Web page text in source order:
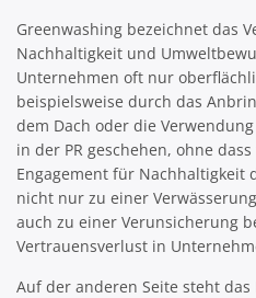
Greenwashing bezeichnet das
Nachhaltigkeit und
Unternehmen oft nur
beispielsweise durch das
dem Dach oder die
in der PR geschehen, ohne
Engagement für Nachhaltigkeit
nicht nur zu einer
auch zu einer Verunsicherung
Vertrauensverlust in
Auf der anderen Seite steht das